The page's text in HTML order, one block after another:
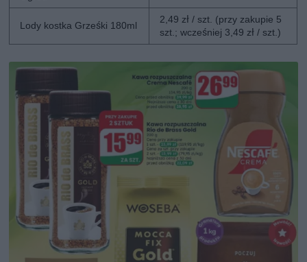
Lody kostka Grześki 180ml
2,49 zł / szt. (przy zakupie 5
szt.; wcześniej 3,49 zł / szt.)